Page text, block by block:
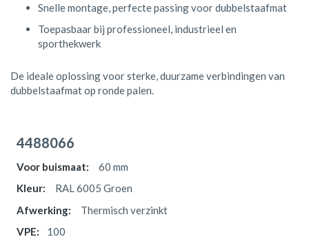
Snelle montage, perfecte passing voor dubbelstaafmat
Toepasbaar bij professioneel, industrieel en
sporthekwerk
De ideale oplossing voor sterke, duurzame verbindingen van
dubbelstaafmat op ronde palen.
4488066
60 mm
RAL 6005 Groen
Thermisch verzinkt
100